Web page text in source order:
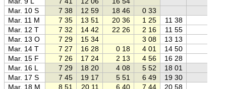
Mar. 10 S
7 38 12 59 18 46
0 33
Mar. 11 M
7 35 13 51 20 36 1 25
11 38
Mar. 12 T
7 32 14 42 22 26 2 16
11 55
Mar. 13 O
7 29 15 34 3 08
13 13
Mar. 14 T
7 27 16 28 0 18 4 01
14 50
Mar. 15 F
7 26 17 24 2 13 4 56
16 28
Mar. 16 L
7 29 18 20 4 08 5 52
18 01
Mar. 17 S
7 45 19 17 5 51 6 49
19 30
Mar. 18 M
8 51 20 11 6 40 7 44
20 58